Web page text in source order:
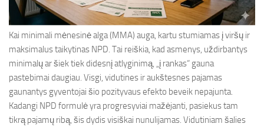
Kai minimali mėnesinė alga (MMA) auga, kartu stumiamas į viršų ir
maksimalus taikytinas NPD. Tai reiškia, kad asmenys, uždirbantys
minimalų ar šiek tiek didesnį atlyginimą, „į rankas“ gauna
pastebimai daugiau. Visgi, vidutines ir aukštesnes pajamas
gaunantys gyventojai šio pozityvaus efekto beveik nepajunta.
Kadangi NPD formulė yra progresyviai mažėjanti, pasiekus tam
tikrą pajamų ribą, šis dydis visiškai nunulijamas. Vidutiniam šalies